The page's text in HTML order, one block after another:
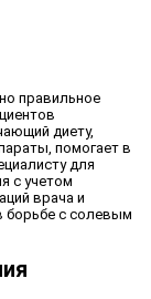
правильное
диету,
помогает в
для
с учетом
врача и
борьбе с солевым